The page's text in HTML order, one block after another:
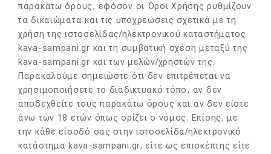
παρακάτω όρους, εφόσον οι Όροι Χρήσης ρυθμίζουν
τα δικαιώματα και τις υποχρεώσεις σχετικά με τη
χρήση της ιστοσελίδας/ηλεκτρονικού καταστήματος
kava-sampani.gr και τη συμβατική σχέση μεταξύ της
kava-sampani.gr και των μελών/χρηστών της.
Παρακαλούμε σημειώστε ότι δεν επιτρέπεται να
χρησιμοποιήσετε το διαδικτυακό τόπο, αν δεν
αποδεχθείτε τους παρακάτω όρους και αν δεν είστε
άνω των 18 ετών όπως ορίζει ο νόμος. Επίσης, με
την κάθε είσοδό σας στην ιστοσελίδα/ηλεκτρονικό
κατάστημα kava-sampani.gr, είτε ως επισκέπτης είτε